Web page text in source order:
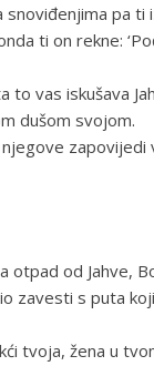
pa ti
ti on rekne:
vas iskušava
dušom svojom.
od Jahve,
zavesti s puta
tvoja, žena u